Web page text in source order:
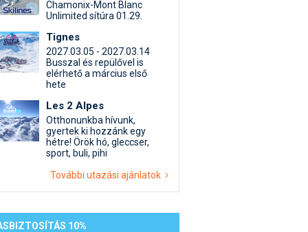
Termékkereső
egyéb síeléshez kapcsolódó téma
kapcsolatos kérdések és válaszok
beszélgetések
Chamonix-Mont Blanc
Unlimited sítúra 01.29.
Tignes
2027.03.05 - 2027.03.14
Busszal és repülővel is
elérhető a március első
hete
Les 2 Alpes
Otthonunkba hívunk,
gyertek ki hozzánk egy
hétre! Örök hó, gleccser,
sport, buli, pihi
További utazási ajánlatok
10%